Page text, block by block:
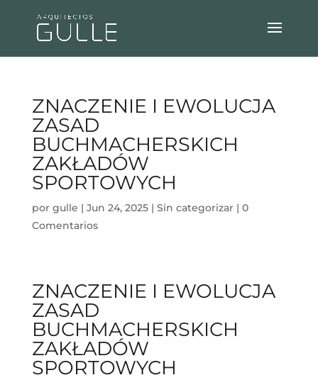
ZNACZENIE I EWOLUCJA
ZASAD
BUCHMACHERSKICH
ZAKŁADÓW
SPORTOWYCH
por gulle | Jun 24, 2025| Sin categorizar| 0
Comentarios
ZNACZENIE I EWOLUCJA
ZASAD
BUCHMACHERSKICH
ZAKŁADÓW
SPORTOWYCH